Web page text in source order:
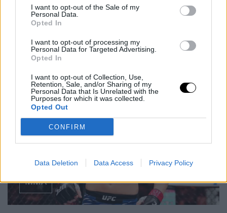
I want to opt-out of the Sale of my
Personal Data.
Opted In
I want to opt-out of processing my
Personal Data for Targeted Advertising.
Opted In
I want to opt-out of Collection, Use,
Retention, Sale, and/or Sharing of my
Personal Data that Is Unrelated with the
Purposes for which it was collected.
Opted Out
CONFIRM
Data Deletion Data Access Privacy Policy
Anthony Joshua elmondta, épp ideje annak, hogy egy
bokszoló térjen át MMA-ra, mert ez mindig fordítva…
MMA